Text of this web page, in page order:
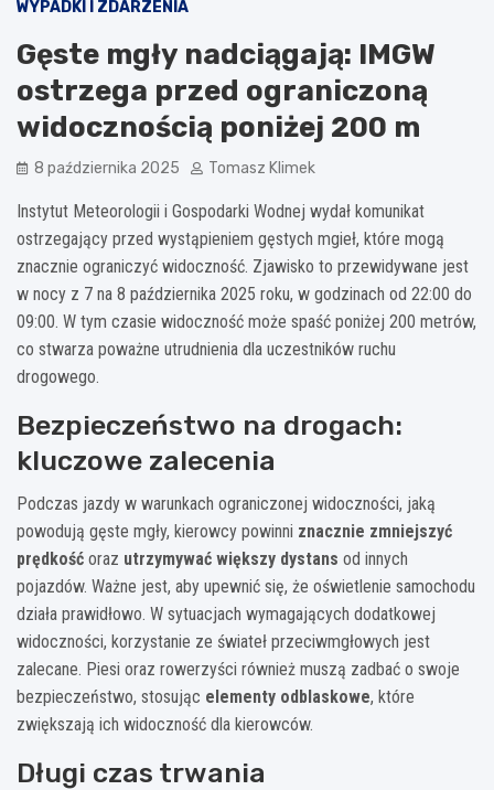
WYPADKI I ZDARZENIA
Gęste mgły nadciągają: IMGW
ostrzega przed ograniczoną
widocznością poniżej 200 m
8 października 2025 Tomasz Klimek
Instytut Meteorologii i Gospodarki Wodnej wydał komunikat
ostrzegający przed wystąpieniem gęstych mgieł, które mogą
znacznie ograniczyć widoczność. Zjawisko to przewidywane jest
w nocy z 7 na 8 października 2025 roku, w godzinach od 22:00 do
09:00. W tym czasie widoczność może spaść poniżej 200 metrów,
co stwarza poważne utrudnienia dla uczestników ruchu
drogowego.
Bezpieczeństwo na drogach:
kluczowe zalecenia
Podczas jazdy w warunkach ograniczonej widoczności, jaką
powodują gęste mgły, kierowcy powinni znacznie zmniejszyć
prędkość oraz utrzymywać większy dystans od innych
pojazdów. Ważne jest, aby upewnić się, że oświetlenie samochodu
działa prawidłowo. W sytuacjach wymagających dodatkowej
widoczności, korzystanie ze świateł przeciwmgłowych jest
zalecane. Piesi oraz rowerzyści również muszą zadbać o swoje
bezpieczeństwo, stosując elementy odblaskowe, które
zwiększają ich widoczność dla kierowców.
Długi czas trwania